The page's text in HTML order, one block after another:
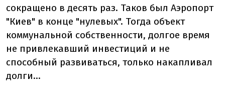
сокращено в десять раз. Таков был Аэропорт
"Киев" в конце "нулевых". Тогда объект
коммунальной собственности, долгое время
не привлекавший инвестиций и не
способный развиваться, только накапливал
долги…